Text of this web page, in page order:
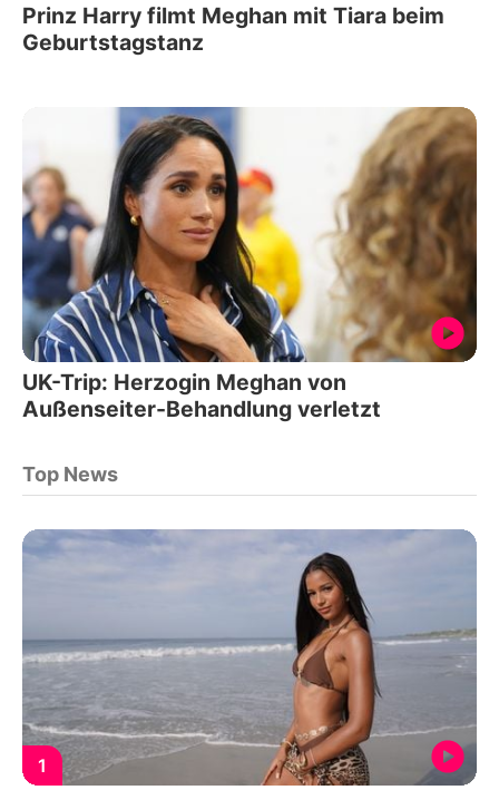
Prinz Harry filmt Meghan mit Tiara beim
Geburtstagstanz
UK-Trip: Herzogin Meghan von
Außenseiter-Behandlung verletzt
Top News
1